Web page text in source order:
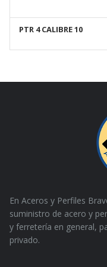
PTR 4 CALIBRE 10
En Aceros y Perfiles
suministro de acero y
y ferretería en general,
privado.